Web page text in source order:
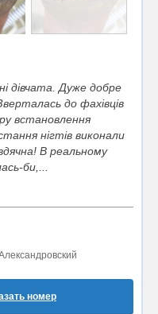
дівчата. Дуже добре
до фахівців
встановлення
нігтів виконали
В реальному
би,...
номер